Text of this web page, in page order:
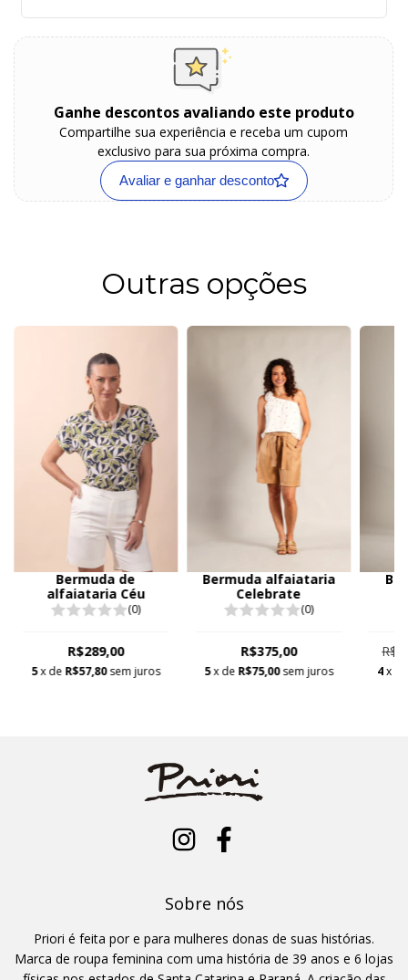
Ganhe descontos avaliando este produto
Compartilhe sua experiência e receba um cupom
exclusivo para sua próxima compra.
Avaliar e ganhar desconto
Outras opções
Bermuda de
alfaiataria Céu
(0)
R$289,00
5x de R$57,80 sem juros
Bermuda alfaiataria
Celebrate
(0)
R$375,00
5x de R$75,00 sem juros 4 x
Sobre nós
Priori é feita por e para mulheres donas de suas histórias.
Marca de roupa feminina com uma história de 39 anos e 6 lojas